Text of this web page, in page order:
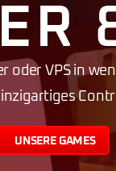
oder VPS in
U NSE R E GAM ES